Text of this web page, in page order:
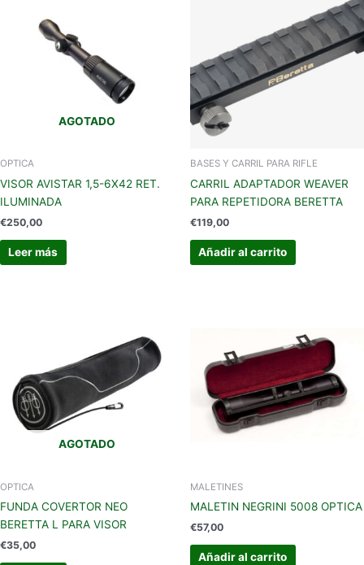
AGOTADO
OPTICA
VISOR AVISTAR 1,5-6X42 RET.
ILUMINADA
€250,00
Leer más
BASES Y CARRIL PARA RIFLE
CARRIL ADAPTADOR WEAVER
PARA REPETIDORA BERETTA
€119,00
Añadir al carrito
AGOTADO
OPTICA
FUNDA COVERTOR NEO
BERETTA L PARA VISOR
€35,00
MALETINES
MALETIN NEGRINI 5008 OPTICA
€57,00
Añadir al carrito